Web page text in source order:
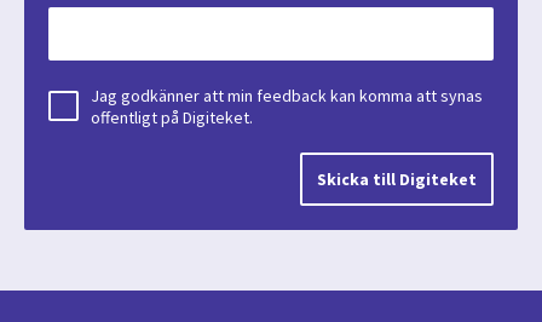
Jag godkänner att min feedback kan komma att synas
offentligt på Digiteket.